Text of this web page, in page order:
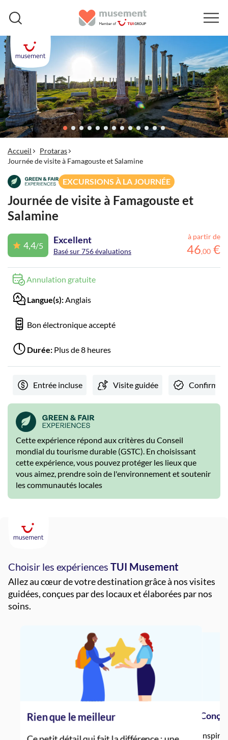
Accueil
Protaras
Journée de visite à Famagouste et Salamine
EXCURSIONS À LA JOURNÉE
Journée de visite à Famagouste et
Salamine
4,4/5
Excellent
Basé sur 756 évaluations
à partir de
46,00 €
Annulation gratuite
Langue(s):Anglais
Bon électronique accepté
Durée: Plus de 8 heures
Entrée incluse Visite guidée
Cette expérience répond aux critères du Conseil
mondial du tourisme durable (GSTC). En choisissant
cette expérience, vous pouvez protéger les lieux que
vous aimez, prendre soin de l'environnement et soutenir
les communautés locales
Choisir les expériences TUI Musement
Allez au cœur de votre destination grâce à nos visites
guidées, conçues par des locaux et élaborées par nos
soins.
Rien que le meilleur